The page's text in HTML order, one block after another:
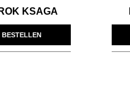
KSAGA
BESTELLEN